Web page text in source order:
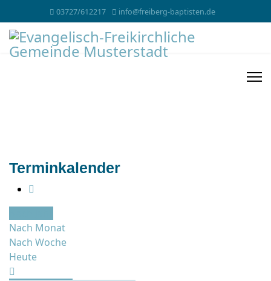
03727/612217 info@freiberg-baptisten.de
Terminkalender
Nach Monat
Nach Woche
Heute